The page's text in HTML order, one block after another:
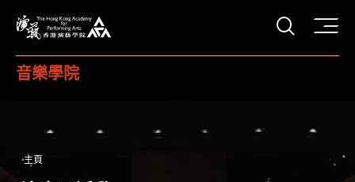
打開
音樂學院
主頁